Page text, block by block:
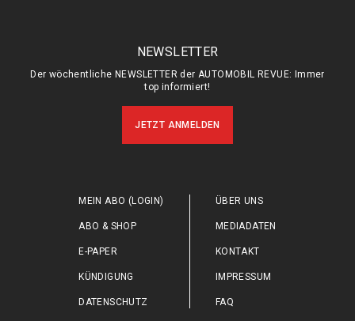
NEWSLETTER
Der wöchentliche NEWSLETTER der AUTOMOBIL REVUE: Immer
top informiert!
JETZT ANMELDEN
MEIN ABO (LOGIN)
ABO & SHOP
E-PAPER
KÜNDIGUNG
DATENSCHUTZ
ÜBER UNS
MEDIADATEN
KONTAKT
IMPRESSUM
FAQ